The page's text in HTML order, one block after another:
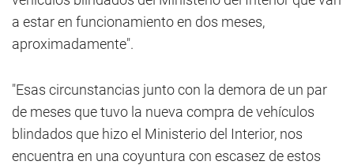
a estar en funcionamiento en dos meses,
aproximadamente".
"Esas circunstancias junto con la demora de un par
de meses que tuvo la nueva compra de vehículos
blindados que hizo el Ministerio del Interior, nos
encuentra en una coyuntura con escasez de estos